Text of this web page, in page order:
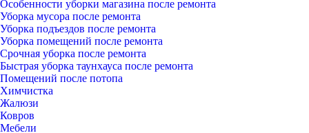
Особенности уборки магазина после ремонта
Уборка мусора после ремонта
Уборка подъездов после ремонта
Уборка помещений после ремонта
Срочная уборка после ремонта
Быстрая уборка таунхауса после ремонта
Помещений после потопа
Химчистка
Жалюзи
Ковров
Мебели